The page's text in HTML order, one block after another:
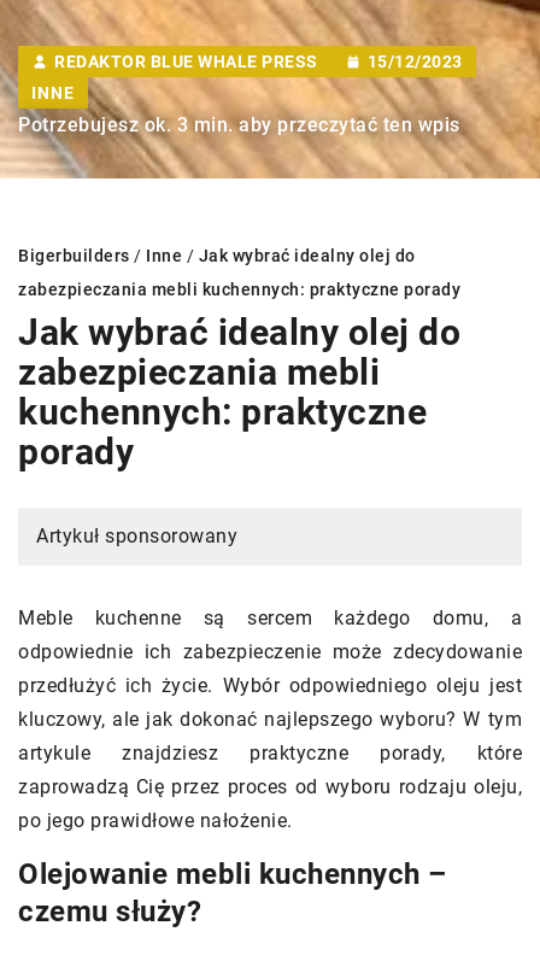
REDAKTOR BLUE WHALE PRESS
15/12/2023
INNE
Potrzebujesz ok. 3 min. aby przeczytać ten wpis
Bigerbuilders / Inne / Jak wybrać idealny olej do
zabezpieczania mebli kuchennych: praktyczne porady
Jak wybrać idealny olej do
zabezpieczania mebli
kuchennych: praktyczne
porady
Artykuł sponsorowany
Meble kuchenne są sercem każdego domu, a
odpowiednie ich zabezpieczenie może zdecydowanie
przedłużyć ich życie. Wybór odpowiedniego oleju jest
kluczowy, ale jak dokonać najlepszego wyboru? W tym
artykule znajdziesz praktyczne porady, które
zaprowadzą Cię przez proces od wyboru rodzaju oleju,
po jego prawidłowe nałożenie.
Olejowanie mebli kuchennych –
czemu służy?